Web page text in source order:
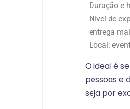
Duração e
Nível de
entrega
Local:
O ideal é
pessoas e
seja por